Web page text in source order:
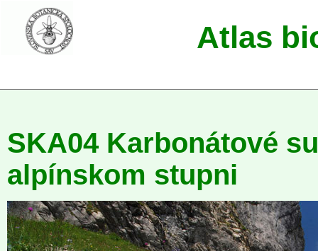
Atlas
SKA04 Karbonátové
alpínskom stupni